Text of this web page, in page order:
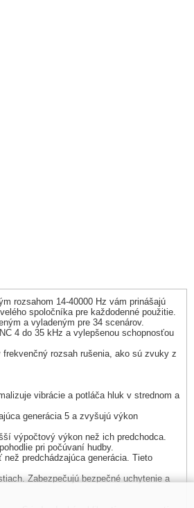
rozsahom 14-40000 Hz vám prinášajú
spoločníka pre každodenné použitie.
a vyladeným pre 34 scenárov.
4 do 35 kHz a vylepšenou schopnosťou
rozsah rušenia, ako sú zvuky z
vibrácie a potláča hluk v strednom a
generácia 5 a zvyšujú výkon
výpočtový výkon než ich predchodca.
pri počúvaní hudby.
predchádzajúca generácia. Tieto
Zabezpečujú bezpečné uchytenie a